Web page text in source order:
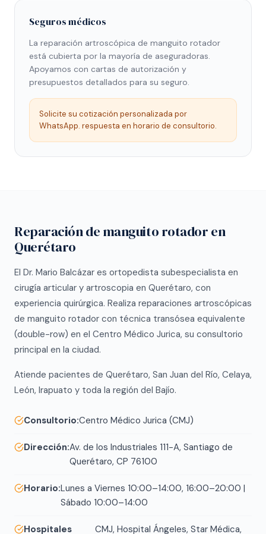
Seguros médicos
La reparación artroscópica de manguito rotador
está cubierta por la mayoría de aseguradoras.
Apoyamos con cartas de autorización y
presupuestos detallados para su seguro.
Solicite su cotización personalizada por
WhatsApp. respuesta en horario de consultorio.
Reparación de manguito rotador en
Querétaro
El Dr. Mario Balcázar es ortopedista subespecialista en
cirugía articular y artroscopia en Querétaro, con
experiencia quirúrgica. Realiza reparaciones artroscópicas
de manguito rotador con técnica transósea equivalente
(double-row) en el Centro Médico Jurica, su consultorio
principal en la ciudad.
Atiende pacientes de Querétaro, San Juan del Río, Celaya,
León, Irapuato y toda la región del Bajío.
Consultorio:Centro Médico Jurica (CMJ)
Dirección:Av. de los Industriales 111-A, Santiago de
Querétaro, CP 76100
Horario:Lunes a Viernes 10:00–14:00, 16:00–20:00 |
Sábado 10:00–14:00
Hospitales
CMJ, Hospital Ángeles, Star Médica,